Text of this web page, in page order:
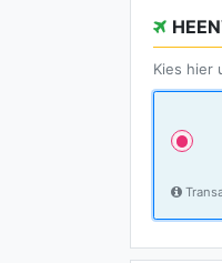
Kies hier